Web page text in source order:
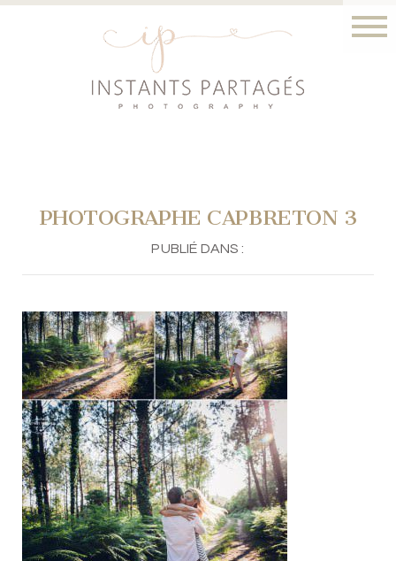
PHOTOGRAPHE CAPBRETON 3
PUBLIÉ DANS :